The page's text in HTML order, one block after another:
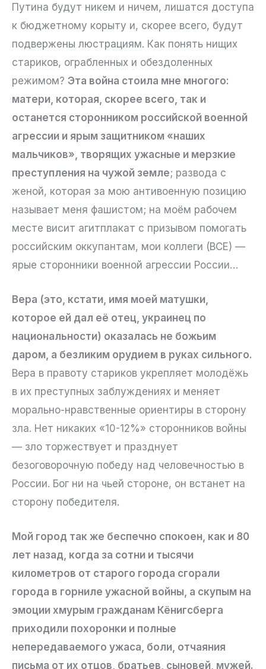
Путина будут никем и ничем, лишатся доступа
к бюджетному корыту и, скорее всего, будут
подвержены люстрациям. Как понять нищих
стариков, ограбленных и обездоленных
режимом? Эта война стоила мне многого:
матери, которая, скорее всего, так и
останется сторонником российской военной
агрессии и ярым защитником «наших
мальчиков», творящих ужасные и мерзкие
преступления на чужой земле; развода с
женой, которая за мою антивоенную позицию
называет меня фашистом; на моём рабочем
месте висит агитплакат с призывом помогать
российским оккупантам, мои коллеги (ВСЕ) —
ярые сторонники военной агрессии России…
Вера (это, кстати, имя моей матушки,
которое ей дал её отец, украинец по
национальности) оказалась не божьим
даром, а безликим орудием в руках сильного.
Вера в правоту стариков укрепляет молодёжь
в их преступных заблуждениях и меняет
морально-нравственные ориентиры в сторону
зла. Нет никаких «10-12%» сторонников войны
— зло торжествует и празднует
безоговорочную победу над человечностью в
России. Бог ни на чьей стороне, он встанет на
сторону победителя.
Мой город так же беспечно спокоен, как и 80
лет назад, когда за сотни и тысячи
километров от старого города сгорали
города в горниле ужасной войны, а скупым на
эмоции хмурым гражданам Кёнигсберга
приходили похоронки и полные
непередаваемого ужаса, боли, отчаяния
письма от их отцов, братьев, сыновей, мужей.